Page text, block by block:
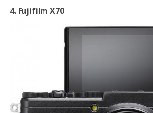
4. Fujifilm X70